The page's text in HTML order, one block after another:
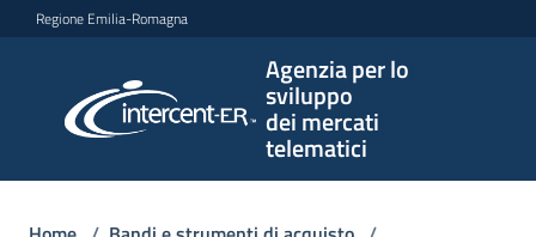
Vai al contenuto
Vai alla navigazione
Vai al footer
Regione Emilia-Romagna
Agenzia per lo
sviluppo
dei mercati
telematici
per lo
sviluppo